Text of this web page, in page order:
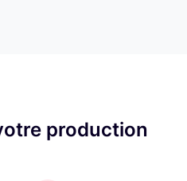
production